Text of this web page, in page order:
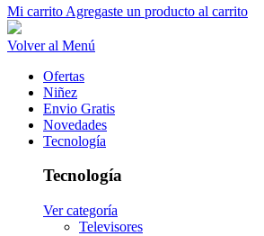
Mi carrito Agregaste un producto al carrito
Volver al Menú
Ofertas
Niñez
Envio Gratis
Novedades
Tecnología
Tecnología
Ver categoría
Televisores